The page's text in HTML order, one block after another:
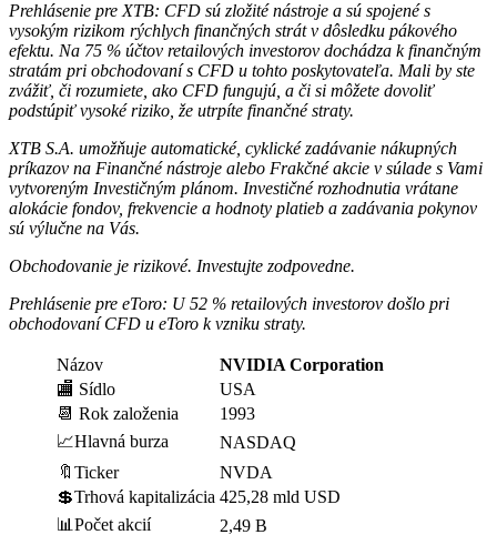
Prehlásenie pre XTB: CFD sú zložité nástroje a sú spojené s
vysokým rizikom rýchlych finančných strát v dôsledku pákového
efektu. Na 75 % účtov retailových investorov dochádza k finančným
stratám pri obchodovaní s CFD u tohto poskytovateľa. Mali by ste
zvážiť, či rozumiete, ako CFD fungujú, a či si môžete dovoliť
podstúpiť vysoké riziko, že utrpíte finančné straty.
XTB S.A. umožňuje automatické, cyklické zadávanie nákupných
príkazov na Finančné nástroje alebo Frakčné akcie v súlade s Vami
vytvoreným Investičným plánom. Investičné rozhodnutia vrátane
alokácie fondov, frekvencie a hodnoty platieb a zadávania pokynov
sú výlučne na Vás.
Obchodovanie je rizikové. Investujte zodpovedne.
Prehlásenie pre eToro: U 52 % retailových investorov došlo pri
obchodovaní CFD u eToro k vzniku straty.
Názov
NVIDIA Corporation
🏬 Sídlo
USA
📆 Rok založenia
1993
📈Hlavná burza
NASDAQ
🔖Ticker
NVDA
💲Trhová kapitalizácia 425,28 mld USD
📊Počet akcií
2,49 B